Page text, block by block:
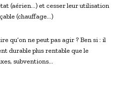
(aérien…) et cesser leur utilisation
(chauffage…)
qu’on ne peut pas agir ? Ben si : il
durable plus rentable que le
subventions…